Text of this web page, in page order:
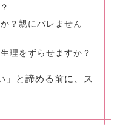
？親にバレません
理をずらせますか？
」と諦める前に、ス